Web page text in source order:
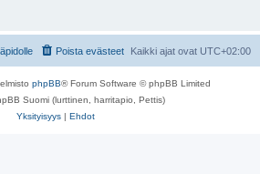
Kaikki ajat ovat UTC+02:00
Poista evästeet
phpBB® Forum Software © phpBB Limited
Suomi (lurttinen, harritapio, Pettis)
Yksityisyys | Ehdot